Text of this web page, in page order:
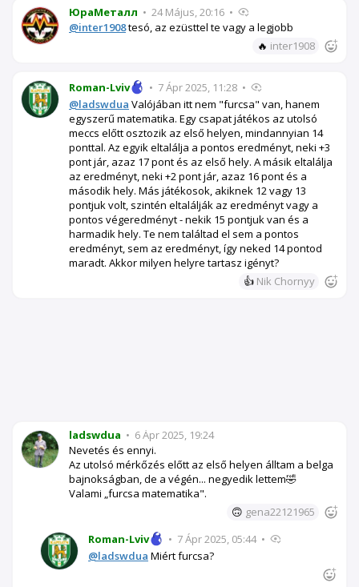
ЮраМеталл • 24 Május, 20:16 •
@inter1908tesó, az ezüsttel te vagy a legjobb
🔥 inter1908
Roman-Lviv • 7 Ápr 2025, 11:28 •
@ladswdua Valójában itt nem "furcsa" van, hanem
egyszerű matematika. Egy csapat játékos az utolsó
meccs előtt osztozik az első helyen, mindannyian 14
ponttal. Az egyik eltalálja a pontos eredményt, neki +3
pont jár, azaz 17 pont és az első hely. A másik eltalálja
az eredményt, neki +2 pont jár, azaz 16 pont és a
második hely. Más játékosok, akiknek 12 vagy 13
pontjuk volt, szintén eltalálják az eredményt vagy a
pontos végeredményt - nekik 15 pontjuk van és a
harmadik hely. Te nem találtad el sem a pontos
eredményt, sem az eredményt, így neked 14 pontod
maradt. Akkor milyen helyre tartasz igényt?
👍 Nik Chornyy
ladswdua • 6 Ápr 2025, 19:24
Nevetés és ennyi.
Az utolsó mérkőzés előtt az első helyen álltam a belga
bajnokságban, de a végén... negyedik lettem🤣
Valami „furcsa matematika".
🙃 gena22121965
Roman-Lviv
• 7 Ápr 2025, 05:44 •
@ladswdua Miért furcsa?